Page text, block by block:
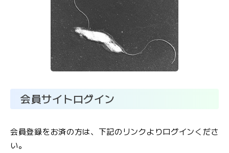
会員サイトログイン
会員登録をお済の方は、下記のリンクよりログインくださ
い。